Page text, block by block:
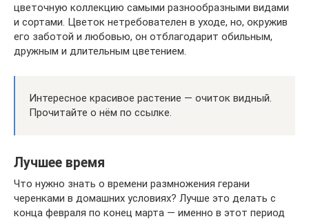
цветочную коллекцию самыми разнообразными видами
и сортами. Цветок нетребователен в уходе, но, окружив
его заботой и любовью, он отблагодарит обильным,
дружным и длительным цветением.
Интересное красивое растение — очиток видный.
Прочитайте о нём по ссылке.
Лучшее время
Что нужно знать о времени размножения герани
черенками в домашних условиях? Лучше это делать с
конца февраля по конец марта — именно в этот период